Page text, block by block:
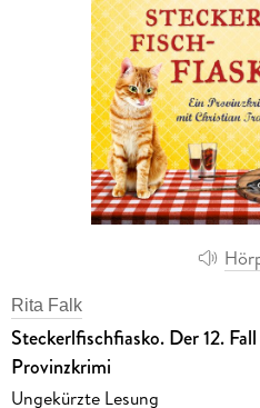
Rita Falk
Steckerlfischfiasko. Der 12.
Provinzkrimi
Ungekürzte Lesung